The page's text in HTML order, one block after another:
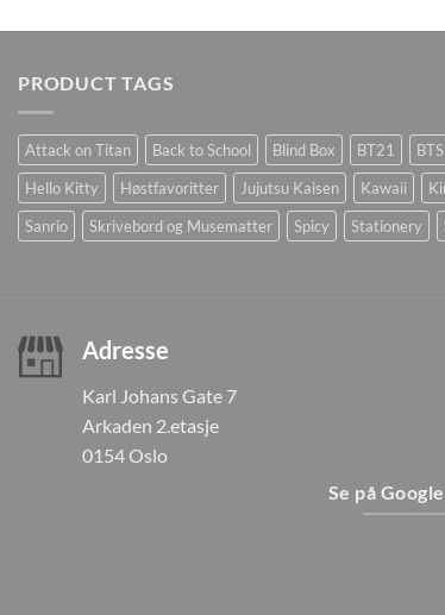
PRODUCT TAGS
Attack on Titan Back to School Blind Box BT21 BTS
Hello Kitty
Høstfavoritter Jujutsu Kaisen Kawaii
Sanrio
Skrivebord og Musematter Spicy Stationery
Adresse
Karl Johans Gate 7
Arkaden 2.etasje
0154 Oslo
Se på